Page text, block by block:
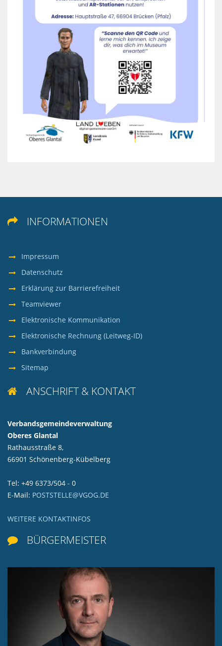
 INFORMATIONEN
Impressum
Datenschutz
Erklärung zur Barrierefreiheit
Teamviewer
Elektronische Kommunikation
Elektronische Rechnung (Leitweg-ID)
Bankverbindung
Sitemap
 ANSCHRIFT & KONTAKT
Verbandsgemeindeverwaltung
Oberes Glantal
Rathausstraße 8,
66901 Schönenberg-Kübelberg
Tel: +49 6373/504 - 0
E-Mail: POSTSTELLE@VGOG.DE
WEITERE KONTAKTINFOS
 BÜRGERMEISTER